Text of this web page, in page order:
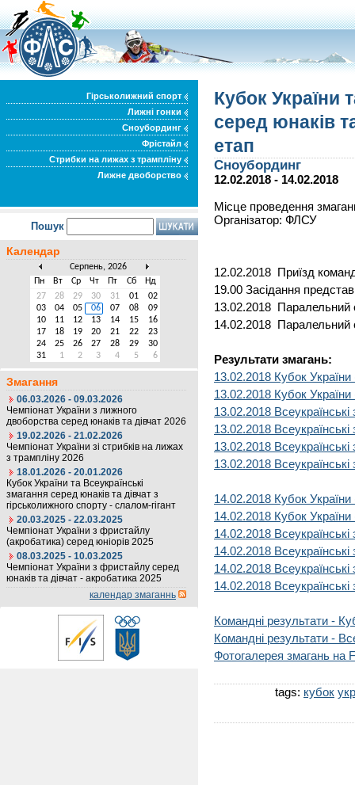
Гірськолижний спорт
Лижні гонки
Сноубординг
Фрістайл
Стрибки на лижах з трампліну
Лижне двоборство
Пошук
Календар
Серпень, 2026
Пн
Вт Ср Чт Пт Сб
Нд
27
28 29 30 31 01
02
03
04 05 06 07 08
09
10
11 12 13 14 15
16
17
18 19 20 21 22
23
24
25 26 27 28 29
30
31
1 2 3 4 5 6
Змагання
06.03.2026 - 09.03.2026
Чемпіонат України з лижного
двоборства серед юнаків та дівчат 2026
19.02.2026 - 21.02.2026
Чемпіонат України зі стрибків на лижах
з трампліну 2026
18.01.2026 - 20.01.2026
Кубок України та Всеукраїнські
змагання серед юнаків та дівчат з
гірськолижного спорту - слалом-гігант
20.03.2025 - 22.03.2025
Чемпіонат України з фристайлу
(акробатика) серед юніорів 2025
08.03.2025 - 10.03.2025
Чемпіонат України з фристайлу серед
юнаків та дівчат - акробатика 2025
календар змаганнь
Кубок України
серед юнаків
етап
Сноубординг
12.02.2018 - 14.02.2018
Місце проведення
Організатор: ФЛСУ
12.02.2018 Приїзд
19.00 Засідання
13.02.2018 Паралельний
14.02.2018 Паралельний
Результати змагань:
13.02.2018 Кубок України
13.02.2018 Кубок України
13.02.2018
13.02.2018
13.02.2018
13.02.2018
14.02.2018 Кубок України
14.02.2018 Кубок України
14.02.2018
14.02.2018
14.02.2018
14.02.2018
Командні результати -
Командні результати -
Фотогалерея змагань на
tags: кубок